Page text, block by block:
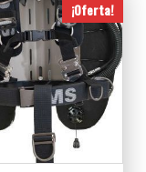
¡Oferta!